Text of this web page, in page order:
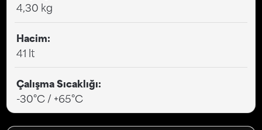
4,30 kg
Hacim:
41 lt
Çalışma Sıcaklığı:
-30°C / +65°C